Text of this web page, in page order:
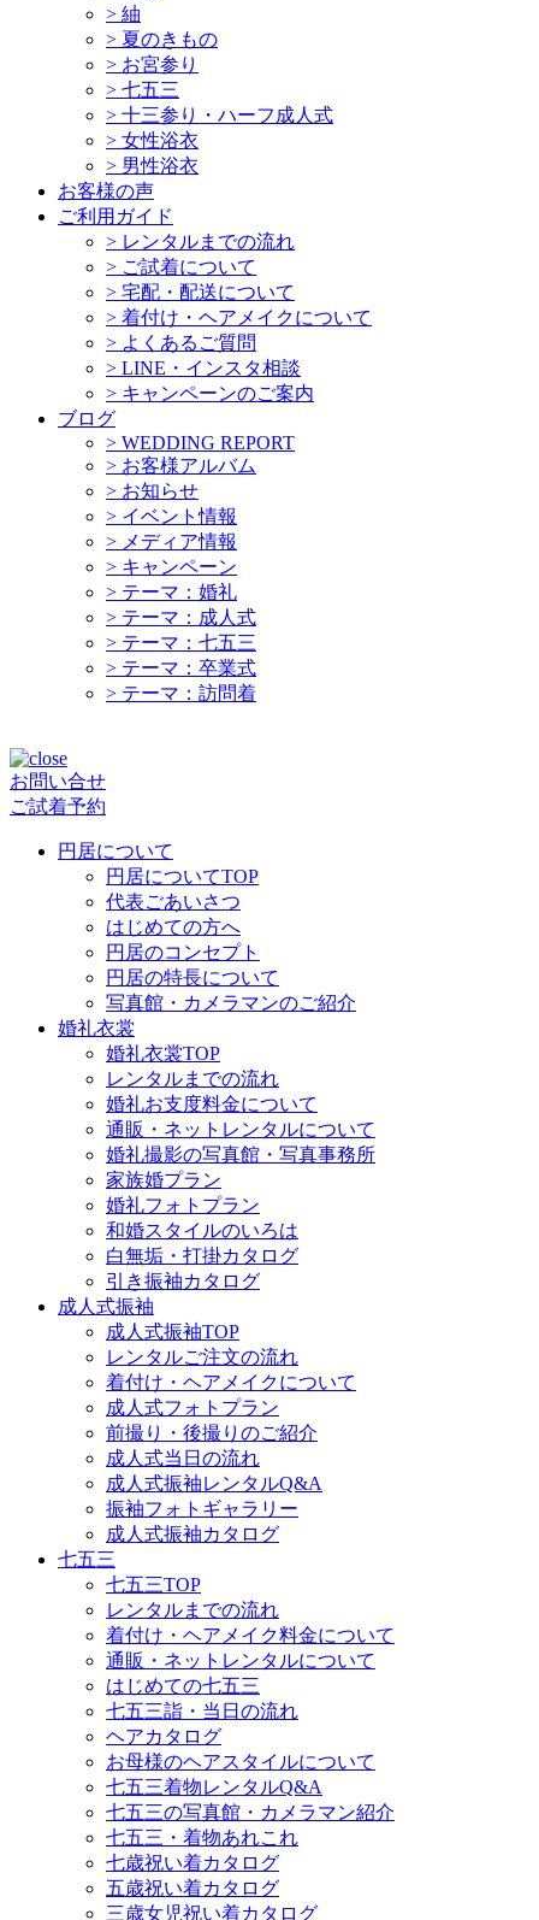
> 紬
> 夏のきもの
> お宮参り
> 七五三
> 十三参り・ハーフ成人式
> 女性浴衣
> 男性浴衣
お客様の声
ご利用ガイド
> レンタルまでの流れ
> ご試着について
> 宅配・配送について
> 着付け・ヘアメイクについて
> よくあるご質問
> LINE・インスタ相談
> キャンペーンのご案内
ブログ
> WEDDING REPORT
> お客様アルバム
> お知らせ
> イベント情報
> メディア情報
> キャンペーン
> テーマ：婚礼
> テーマ：成人式
> テーマ：七五三
> テーマ：卒業式
> テーマ：訪問着
お問い合せ
ご試着予約
円居について
円居についてTOP
代表ごあいさつ
はじめての方へ
円居のコンセプト
円居の特長について
写真館・カメラマンのご紹介
婚礼衣裳
婚礼衣裳TOP
レンタルまでの流れ
婚礼お支度料金について
通販・ネットレンタルについて
婚礼撮影の写真館・写真事務所
家族婚プラン
婚礼フォトプラン
和婚スタイルのいろは
白無垢・打掛カタログ
引き振袖カタログ
成人式振袖
成人式振袖TOP
レンタルご注文の流れ
着付け・ヘアメイクについて
成人式フォトプラン
前撮り・後撮りのご紹介
成人式当日の流れ
成人式振袖レンタルQ&A
振袖フォトギャラリー
成人式振袖カタログ
七五三
七五三TOP
レンタルまでの流れ
着付け・ヘアメイク料金について
通販・ネットレンタルについて
はじめての七五三
七五三詣・当日の流れ
ヘアカタログ
お母様のヘアスタイルについて
七五三着物レンタルQ&A
七五三の写真館・カメラマン紹介
七五三・着物あれこれ
七歳祝い着カタログ
五歳祝い着カタログ
三歳女児祝い着カタログ